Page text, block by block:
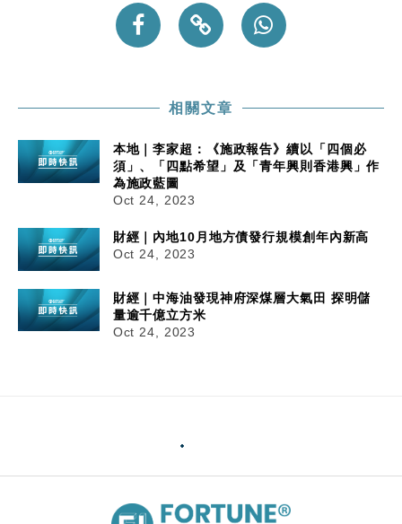
相關文章
本地｜李家超：《施政報告》續以「四個必
須」、「四點希望」及「青年興則香港興」作
為施政藍圖
Oct 24, 2023
財經｜內地10月地方債發行規模創年內新高
Oct 24, 2023
財經｜中海油發現神府深煤層大氣田 探明儲
量逾千億立方米
Oct 24, 2023